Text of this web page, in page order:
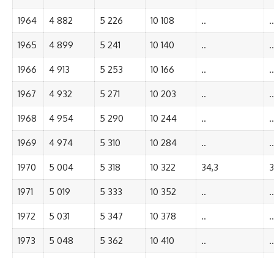
1964 4 882 5 226 10 108 .. ..
1965 4 899 5 241 10 140 .. ..
1966 4 913 5 253 10 166 .. ..
1967 4 932 5 271 10 203 .. ..
1968 4 954 5 290 10 244 .. ..
1969 4 974 5 310 10 284 .. ..
1970 5 004 5 318 10 322 34,3
1971 5 019 5 333 10 352 .. ..
1972 5 031 5 347 10 378 .. ..
1973 5 048 5 362 10 410 .. ..